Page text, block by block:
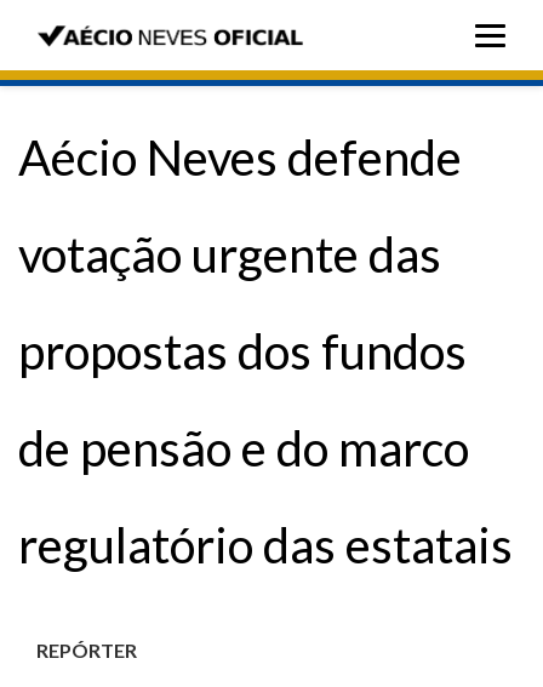
Aécio Neves defende
votação urgente das
propostas dos fundos
de pensão e do marco
regulatório das estatais
REPÓRTER